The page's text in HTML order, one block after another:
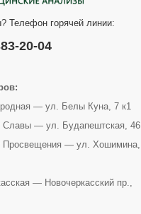
Телефон горячей линии:
20-04
— ул. Белы Куна, 7 к1
Славы — ул. Будапештская, 46
Просвещения — ул. Хошимина,
— Новочеркасский пр.,